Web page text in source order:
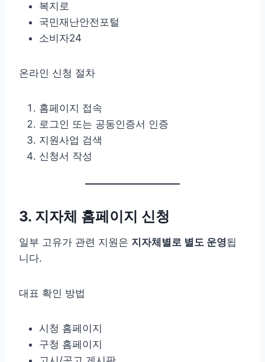
복지로
국민재난안전포털
소비자24
온라인 신청 절차
홈페이지 접속
로그인 또는 공동인증서 인증
지원사업 검색
신청서 작성
3. 지자체 홈페이지 신청
일부 고유가 관련 지원은 지자체별로 별도 운영됩
니다.
대표 확인 방법
시청 홈페이지
구청 홈페이지